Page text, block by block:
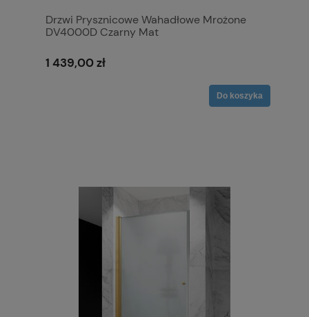
Drzwi Prysznicowe Wahadłowe Mrożone
DV4000D Czarny Mat
1 439,00 zł
Do koszyka